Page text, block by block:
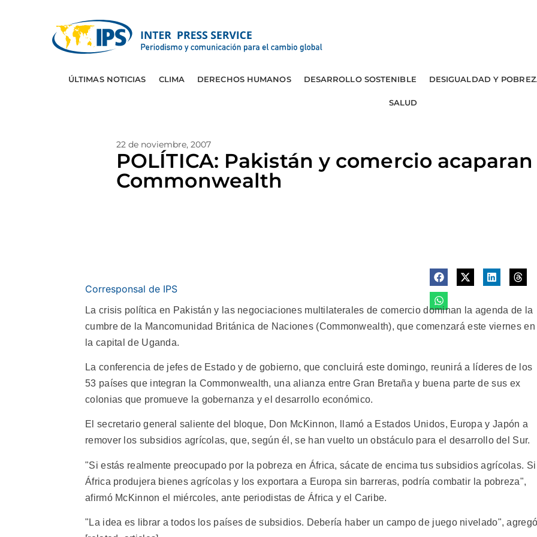
ÚLTIMAS NOTICIAS CLIMA DERECHOS HUMANOS DESARROLLO SOSTENIBLE DESIGUALDAD Y
SALUD
22 de noviembre, 2007
POLÍTICA: Pakistán y comercio
Commonwealth
Corresponsal de IPS
La crisis política en Pakistán y las negociaciones multilaterales de comercio dominan la agenda de la
cumbre de la Mancomunidad Británica de Naciones (Commonwealth), que comenzará este viernes en
la capital de Uganda.
La conferencia de jefes de Estado y de gobierno, que concluirá este domingo, reunirá a líderes de los
53 países que integran la Commonwealth, una alianza entre Gran Bretaña y buena parte de sus ex
colonias que promueve la gobernanza y el desarrollo económico.
El secretario general saliente del bloque, Don McKinnon, llamó a Estados Unidos, Europa y Japón a
remover los subsidios agrícolas, que, según él, se han vuelto un obstáculo para el desarrollo del Sur.
"Si estás realmente preocupado por la pobreza en África, sácate de encima tus subsidios agrícolas. Si
África produjera bienes agrícolas y los exportara a Europa sin barreras, podría combatir la pobreza",
afirmó McKinnon el miércoles, ante periodistas de África y el Caribe.
"La idea es librar a todos los países de subsidios. Debería haber un campo de juego nivelado",